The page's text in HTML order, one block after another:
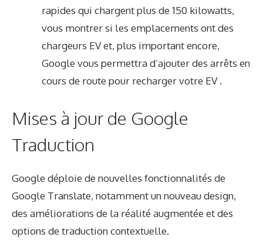
rapides qui chargent plus de 150 kilowatts,
vous montrer si les emplacements ont des
chargeurs EV et, plus important encore,
Google vous permettra d’ajouter des arrêts en
cours de route pour recharger votre EV .
Mises à jour de Google
Traduction
Google déploie de nouvelles fonctionnalités de
Google Translate, notamment un nouveau design,
des améliorations de la réalité augmentée et des
options de traduction contextuelle.